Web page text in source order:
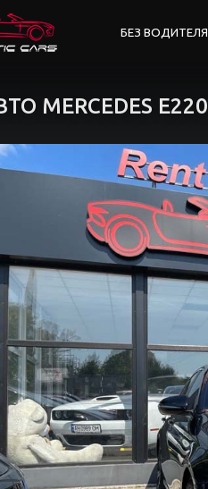
БЕЗ ВОДИТЕЛЯ
MERCEDES E220